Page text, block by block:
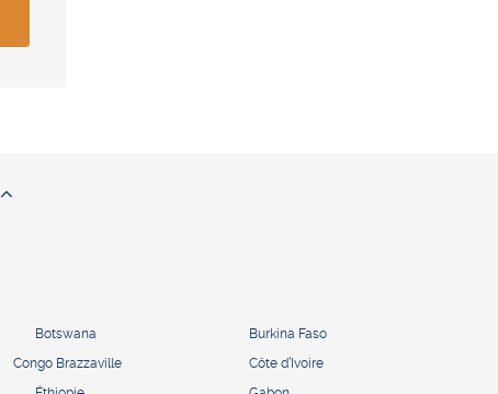
Botswana
Burkina Faso
Congo Brazzaville
Côte d’Ivoire